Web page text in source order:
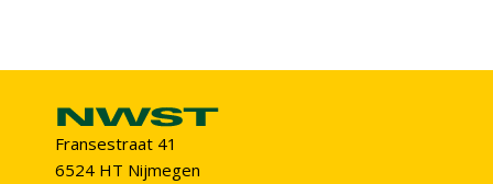
Fransestraat 41
6524 HT Nijmegen